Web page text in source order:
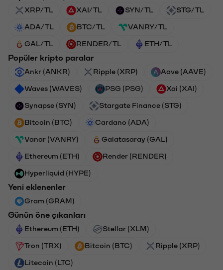
XRP/TL XAI/TL SYN/TL STG/TL
ADA/TL BTC/TL VANRY/TL
GAL/TL RENDER/TL ETH/TL
Popüler kripto paralar
Ankr (ANKR) Ripple (XRP) Aave (AAVE)
Waves (WAVES) PSG (PSG) Xai (XAI)
Synapse (SYN) Stargate Finance (STG)
Bitcoin (BTC) Cardano (ADA)
Vanar (VANRY) Galatasaray (GAL)
Ethereum (ETH) Render (RENDER)
Hyperliquid (HYPE)
Yeni eklenenler
Gram (GRAM)
Günün öne çıkanları
Ethereum (ETH) Stellar (XLM)
Tron (TRX) Bitcoin (BTC) Ripple (XRP)
Litecoin (LTC)